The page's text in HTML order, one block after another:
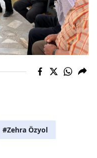
#Zehra Özyol